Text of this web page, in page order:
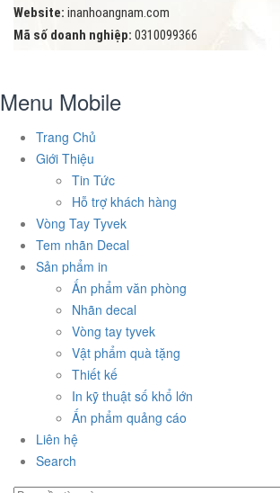
Website: inanhoangnam.com
Mã số doanh nghiệp: 0310099366
Menu Mobile
Trang Chủ
Giới Thiệu
Tin Tức
Hỗ trợ khách hàng
Vòng Tay Tyvek
Tem nhãn Decal
Sản phẩm in
Ấn phẩm văn phòng
Nhãn decal
Vòng tay tyvek
Vật phẩm quà tặng
Thiết kế
In kỹ thuật số khổ lớn
Ấn phẩm quảng cáo
Liên hệ
Search